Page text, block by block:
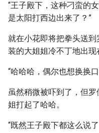
“王子殿下，这种刁蛮的
是太阳打西边出来了？”
就在小花即将把拳头送
装的大姐姐冷不丁地出现
“哈哈哈，偶尔也想换换
虽然稍微被吓到了，但
姐打起了哈哈。
“既然王子殿下都这么说